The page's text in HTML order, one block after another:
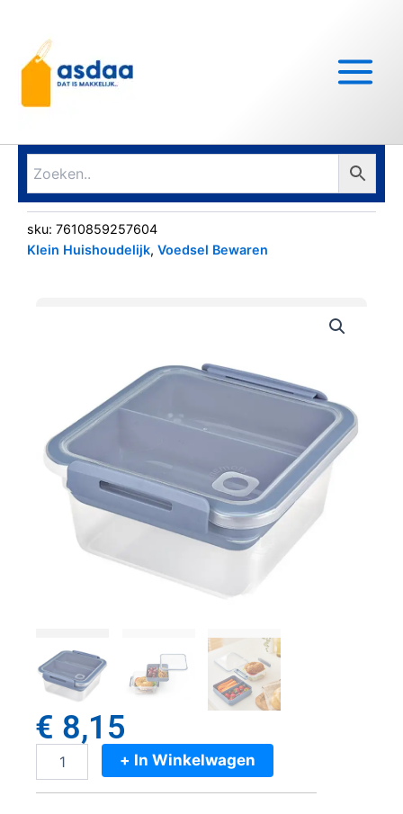
inhoud
sku: 7610859257604
Klein Huishoudelijk, Voedsel Bewaren
€ 8,15
Rotho
+ In Winkelwagen